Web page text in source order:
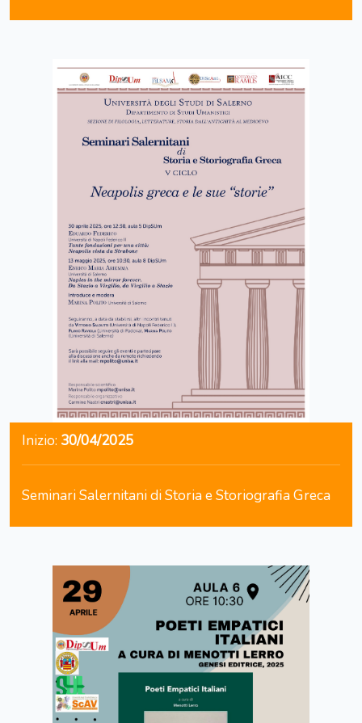
Inizio: 30/04/2025
Seminari Salernitani di Storia e Storiografia Greca